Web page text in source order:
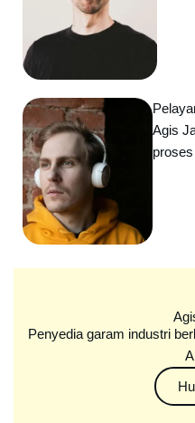
Agis
Penyedia garam industri